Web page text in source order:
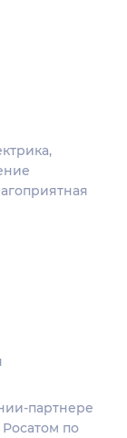
партнере
по